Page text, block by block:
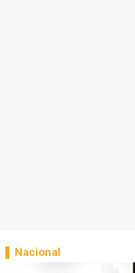
Nacional